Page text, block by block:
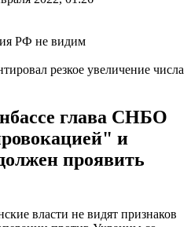
резкое увеличение числа
глава СНБО
и
проявить
власти не видят признаков